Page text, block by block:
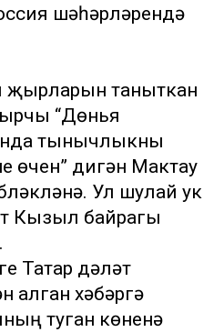
шәһәрләрендә
таныткан
“Дөнья
тынычлыкны
өчен” дигән Мактау
Ул шулай ук
Кызыл байрагы
Татар дәүләт
алган хәбәргә
туган көненә